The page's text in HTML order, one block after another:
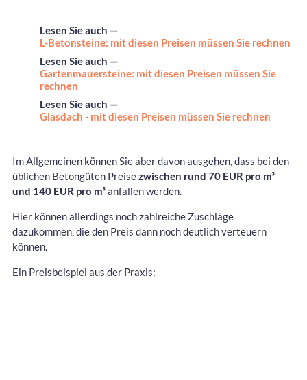
Lesen Sie auch —
L-Betonsteine: mit diesen Preisen müssen Sie rechnen
Lesen Sie auch —
Gartenmauersteine: mit diesen Preisen müssen Sie
rechnen
Lesen Sie auch —
Glasdach - mit diesen Preisen müssen Sie rechnen
Im Allgemeinen können Sie aber davon ausgehen, dass bei den
üblichen Betongüten Preisezwischen rund 70 EUR pro m³
und 140 EUR pro m³anfallen werden.
Hier können allerdings noch zahlreiche Zuschläge
dazukommen, die den Preis dann noch deutlich verteuern
können.
Ein Preisbeispiel aus der Praxis: